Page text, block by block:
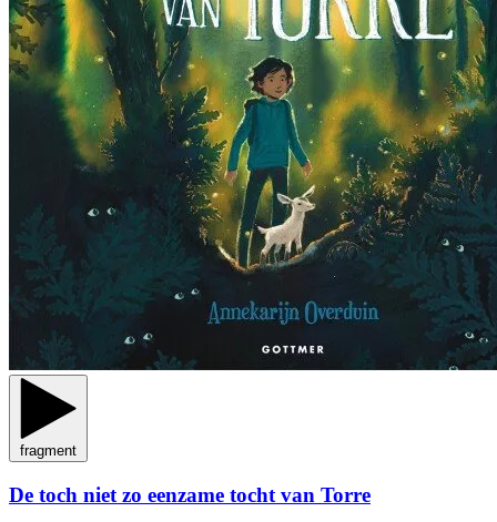
fragment
De toch niet zo eenzame tocht van Torre